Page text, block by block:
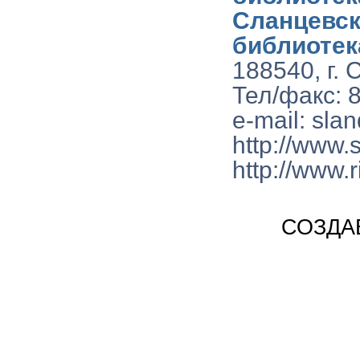
188540, г.
Тел/факс:
e-mail:
http://
http://